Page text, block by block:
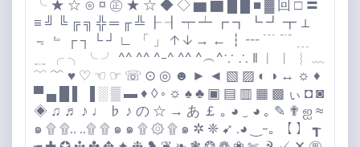
╰ ★ ☆ ⊙ ¤ ㊣ ★ ☆ ◆ ◇ ▆ ▇ █ █ ■ ▓ 回 □ 〓
≡ ╝ ╚ ╔ ╗ ╬ ═ ╓ ╩ ┠ ┨ ┯ ┷ ┏ ┓ ┗ ┛ ┳ ⊥
﹃ ﹄ ┌ ┐ └ ┘ ∟ 「 」 ↑ ↓ → ← ┇ ┅ ﹉ ﹊ ﹍
﹎ ╭ ╮ ╰ ╯ ^^ ^^ ^-^ ^^ ^︵^∵ ∴ ‖ ︱ ︳ ︴ ﹏
﹋ ﹌ ♥️ ♡ ☜ ☞ ☏ ⊙ ◎ ☻ ► ◄ ▧ ▨ ◐ ◑ ↔️ ☼ ♦️
▀ ▄ █ ▌ ▐ ░ ▒ ▬ ♦️ ◊ ◦ ☼ ♠️ ♣️ ▣ ▤ ▥ ▦ ▩ ぃ ◘ ◙
◈ ♫ ♬ ♪ ♩ ♭ ♪ の ☆ → あ ￡ ｡ ◕ ‿ ◕ ｡ ✎ ✟ ஐ ≈
๑ ۩ ۩.. ..۩ ۩ ๑ ๑ ۩ ۞ ۩ ๑ ✲ ❈ ➹ .◕ ‿-｡ 【 】 ┱